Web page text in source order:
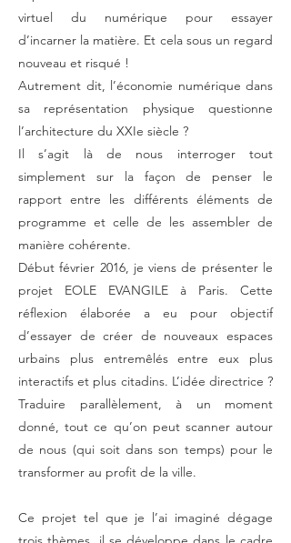
virtuel du numérique pour essayer
d’incarner la matière. Et cela sous un regard
nouveau et risqué !
Autrement dit, l’économie numérique dans
sa représentation physique questionne
l’architecture du XXIe siècle ?
Il s’agit là de nous interroger tout
simplement sur la façon de penser le
rapport entre les différents éléments de
programme et celle de les assembler de
manière cohérente.
Début février 2016, je viens de présenter le
projet EOLE EVANGILE à Paris. Cette
réflexion élaborée a eu pour objectif
d’essayer de créer de nouveaux espaces
urbains plus entremêlés entre eux plus
interactifs et plus citadins. L’idée directrice ?
Traduire parallèlement, à un moment
donné, tout ce qu’on peut scanner autour
de nous (qui soit dans son temps) pour le
transformer au profit de la ville.
Ce projet tel que je l’ai imaginé dégage